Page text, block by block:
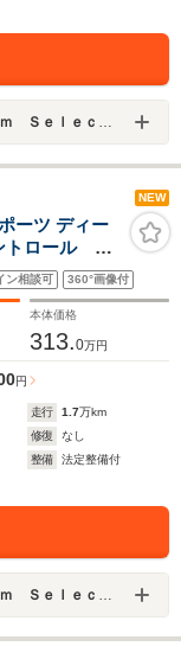
ｃｔｉｏｎ 姫路
NEW
ーツ ディー
トロール ワ
ンビシート
充電 シート
ト 純正
ン相談可 360°画像付
本体価格
313.0万円
円
走行 1.7万km
修復
なし
整備
法定整備付
ｃｔｉｏｎ 姫路